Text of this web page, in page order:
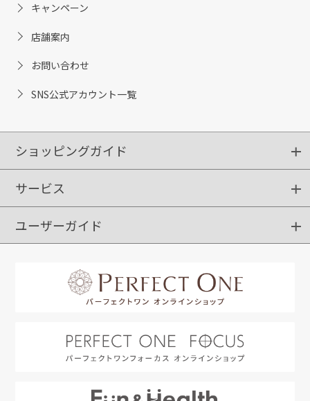
キャンペーン
店舗案内
お問い合わせ
SNS公式アカウント一覧
ショッピングガイド
ショッピングガイド
ご注文方法
送料・配送
クーポンご利用方法
サービス
定期購入
ポイントサービス
お知らせメール
ユーザーガイド